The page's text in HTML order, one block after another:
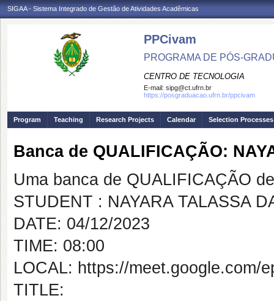
SIGAA - Sistema Integrado de Gestão de Atividades Acadêmicas
PPCivam
PROGRAMA DE PÓS-
CENTRO DE TECNOLOGIA
E-mail: sipg@ct.ufrn.br
https://posgraduacao.ufrn.br/ppcivam
Program Teaching Research Projects Calendar Selection Processes
Banca de QUALIFICAÇÃO:
Uma banca de QUALIFICAÇÃO
STUDENT : NAYARA TALASSA
DATE: 04/12/2023
TIME: 08:00
LOCAL: https://meet.google.com/
TITLE: